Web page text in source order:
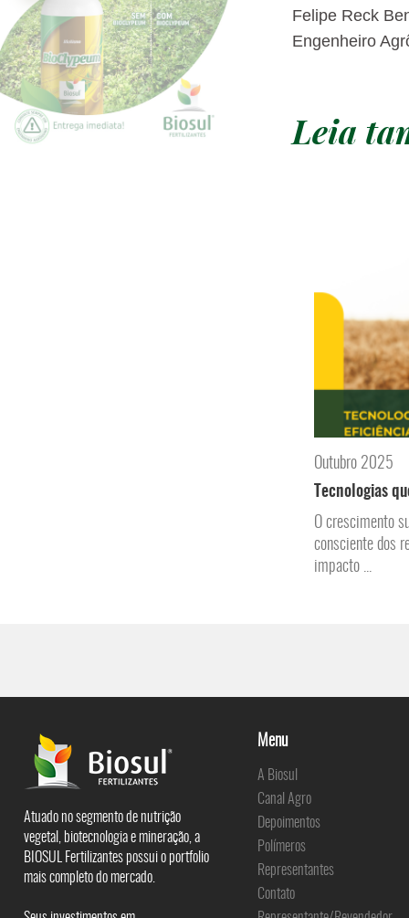
Felipe Reck
Engenheiro
Leia
Outubro 2025
Tecnologias
O crescimento
consciente dos
impacto ...
Atuado no segmento de nutrição
vegetal, biotecnologia e mineração, a
BIOSUL Fertilizantes possui o portfolio
mais completo do mercado.
Menu
A Biosul
Canal Agro
Depoimentos
Polímeros
Representantes
Contato